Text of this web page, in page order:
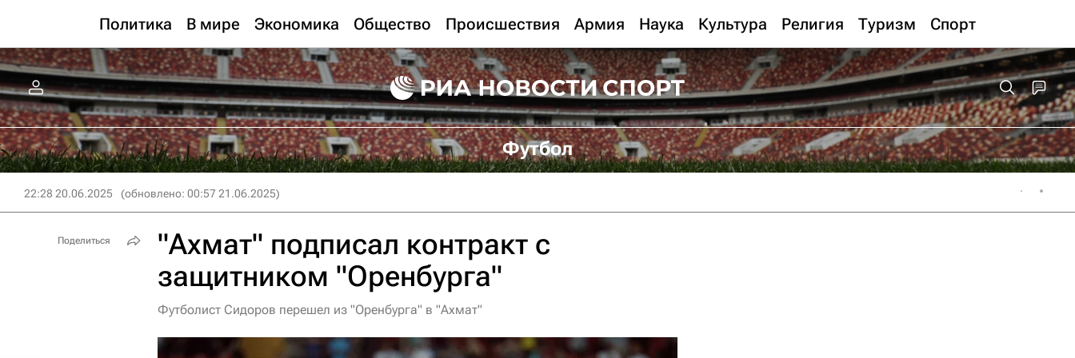
Политика В мире Экономика Общество Происшествия Армия Наука Культура Религия Туризм Спорт
Футбол
22:28 20.06.2025 (обновлено: 00:57 21.06.2025)
"Ахмат" подписал контракт с
защитником "Оренбурга"
Футболист Сидоров перешел из "Оренбурга" в "Ахмат"
Поделиться